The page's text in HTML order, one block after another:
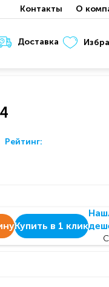
Контакты О
Доставка
Рейтинг:
Купить в 1 клик